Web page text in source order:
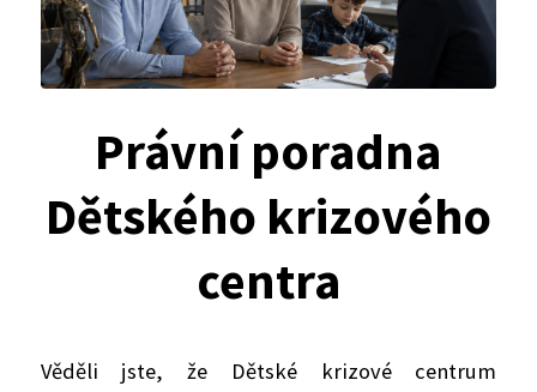
Právní poradna
Dětského krizového
centra
Věděli jste, že Dětské krizové centrum